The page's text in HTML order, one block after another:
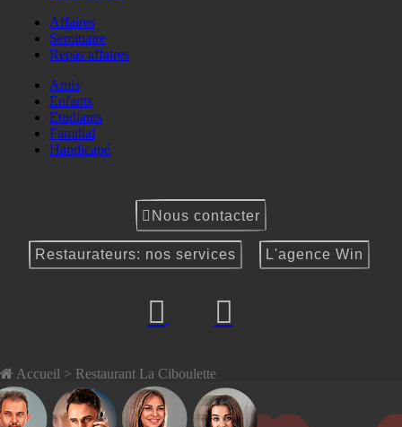
Affaires
Seminaire
Repas affaires
Amis
Enfants
Etudiants
Familial
Handicapé
Nous contacter
Restaurateurs: nos services L'agence Win
Accueil > Restaurant La Ciboulette